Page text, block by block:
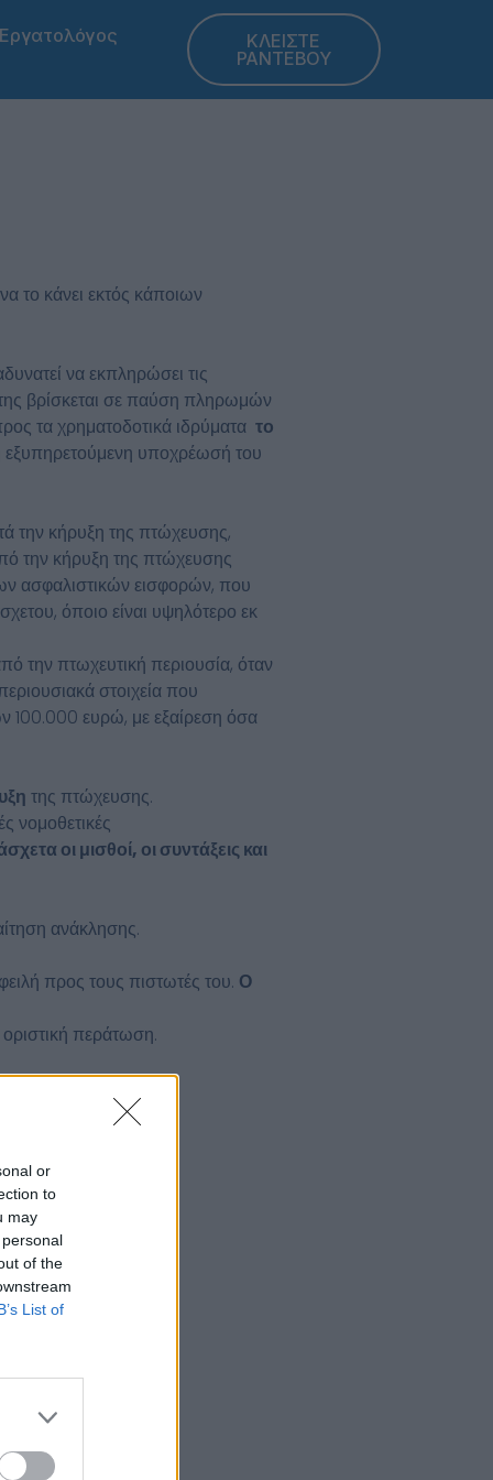
or
to
may
of the
List of
Εργατολόγος
ΚΛΕΙΣΤΕ
ΡΑΝΤΕΒΟΥ
το κάνει εκτός κάποιων
να εκπληρώσει τις
βρίσκεται σε παύση πληρωμών
τα χρηματοδοτικά ιδρύματα το
εξυπηρετούμενη υποχρέωσή του
την κήρυξη της πτώχευσης,
την κήρυξη της πτώχευσης
ασφαλιστικών εισφορών, που
όποιο είναι υψηλότερο εκ
την πτωχευτική περιουσία, όταν
στοιχεία που
100.000 ευρώ, με εξαίρεση όσα
της πτώχευσης.
νομοθετικές
οι μισθοί, οι συντάξεις και
ανάκλησης.
προς τους πιστωτές του. Ο
περάτωση.